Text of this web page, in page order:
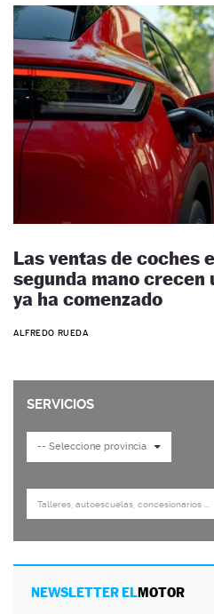
Las ventas de coches
segunda mano crecen
ya ha comenzado
ALFREDO RUEDA
NEWSLETTER ELMOTOR